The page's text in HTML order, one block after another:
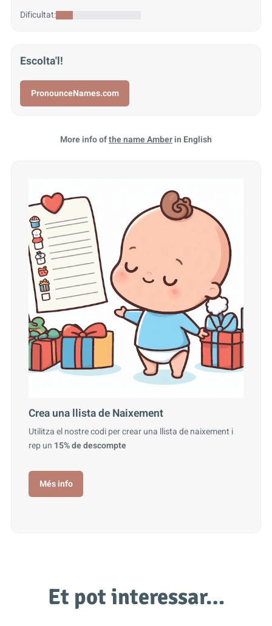
Dificultat:
Escolta'l!
PronounceNames.com
More info ofthe name Amberin English
Crea una llista de Naixement
Utilitza el nostre codi per crear una llista de naixement i
rep un 15% de descompte
Més info
Et pot interessar…